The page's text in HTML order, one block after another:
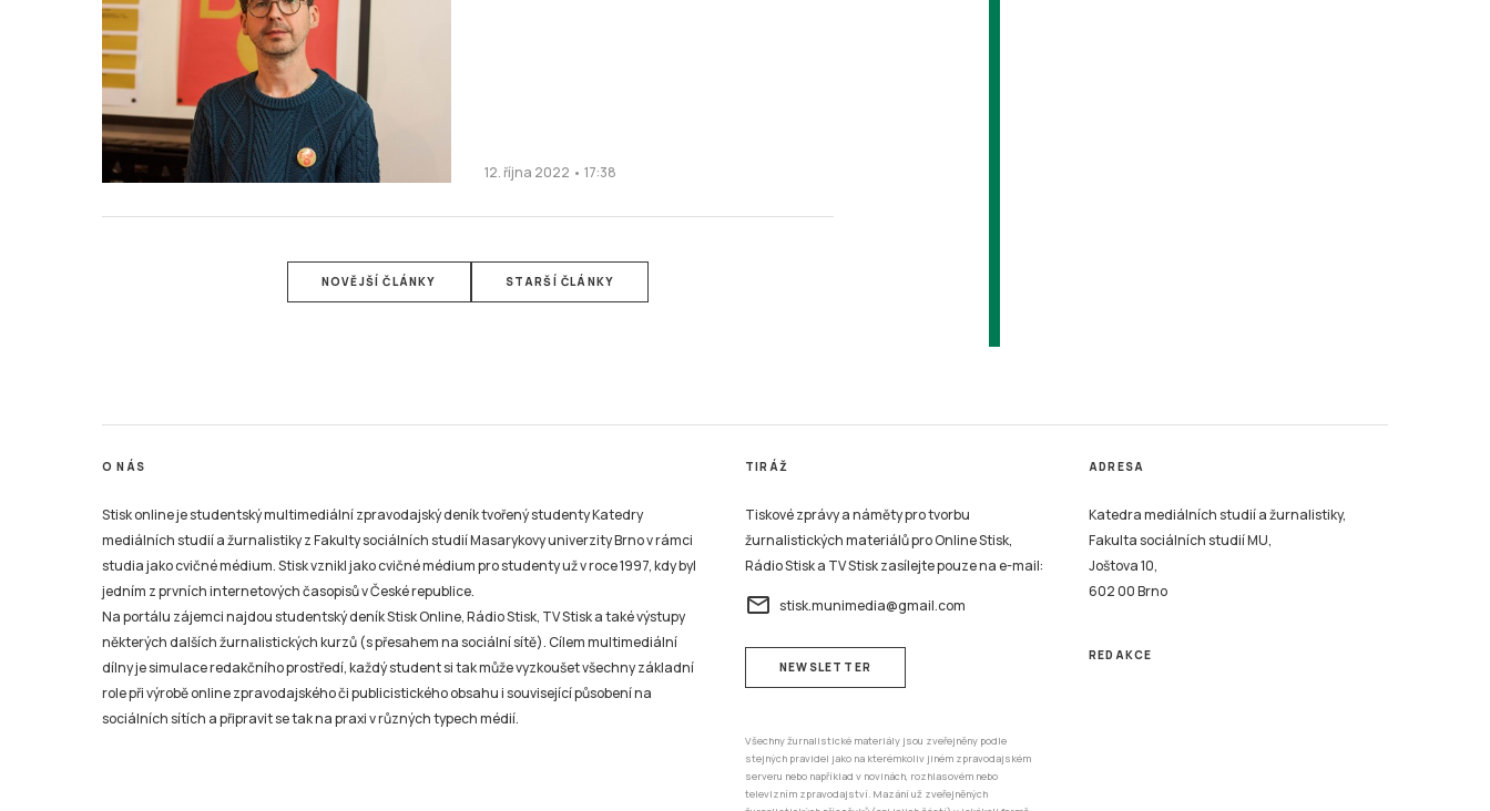
12. října 2022 • 17:38
NOVĚJŠÍ ČLÁNKY STARŠÍ ČLÁNKY
O NÁS
Stisk online je studentský multimediální zpravodajský deník tvořený studenty Katedry
mediálních studií a žurnalistiky z Fakulty sociálních studií Masarykovy univerzity Brno v rámci
studia jako cvičné médium. Stisk vznikl jako cvičné médium pro studenty už v roce 1997, kdy byl
jedním z prvních internetových časopisů v České republice.
Na portálu zájemci najdou studentský deník Stisk Online, Rádio Stisk, TV Stisk a také výstupy
některých dalších žurnalistických kurzů (s přesahem na sociální sítě). Cílem multimediální
dílny je simulace redakčního prostředí, každý student si tak může vyzkoušet všechny základní
role při výrobě online zpravodajského či publicistického obsahu i související působení na
sociálních sítích a připravit se tak na praxi v různých typech médií.
TIRÁŽ
Tiskové zprávy a náměty pro tvorbu
žurnalistických materiálů pro Online Stisk,
Rádio Stisk a TV Stisk zasílejte pouze na e-mail:
email stisk.munimedia@gmail.com
NEWSLETTER
Všechny žurnalistické materiály jsou zveřejněny podle
stejných pravidel jako na kterémkoliv jiném zpravodajském
serveru nebo například v novinách, rozhlasovém nebo
televizním zpravodajství. Mazání už zveřejněných
ADRESA
Katedra mediálních studií a žurnalistiky,
Fakulta sociálních studií MU,
Joštova 10,
602 00 Brno
REDAKCE